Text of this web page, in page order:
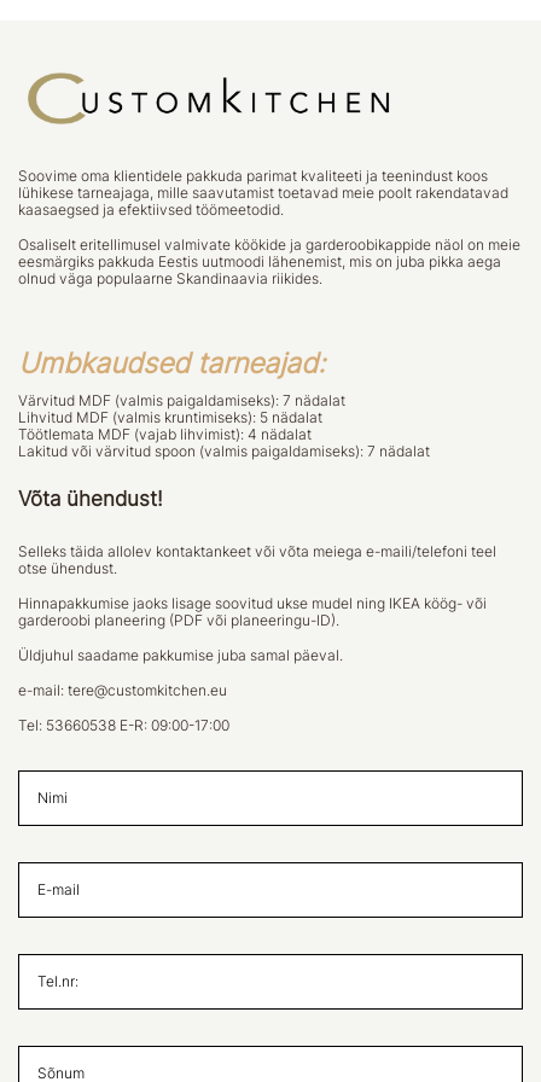
Soovime oma klientidele pakkuda parimat kvaliteeti ja teenindust koos
lühikese tarneajaga, mille saavutamist toetavad meie poolt rakendatavad
kaasaegsed ja efektiivsed töömeetodid.
Osaliselt eritellimusel valmivate köökide ja garderoobikappide näol on meie
eesmärgiks pakkuda Eestis uutmoodi lähenemist, mis on juba pikka aega
olnud väga populaarne Skandinaavia riikides.
Umbkaudsed tarneajad:
Värvitud MDF (valmis paigaldamiseks): 7 nädalat
Lihvitud MDF (valmis kruntimiseks): 5 nädalat
Töötlemata MDF (vajab lihvimist): 4 nädalat
Lakitud või värvitud spoon (valmis paigaldamiseks): 7 nädalat
Võta ühendust!
Selleks täida allolev kontaktankeet või võta meiega e-maili/telefoni teel
otse ühendust.
Hinnapakkumise jaoks lisage soovitud ukse mudel ning IKEA köög- või
garderoobi planeering (PDF või planeeringu-ID).
Üldjuhul saadame pakkumise juba samal päeval.
e-mail: tere@customkitchen.eu
Tel: 53660538 E-R: 09:00-17:00